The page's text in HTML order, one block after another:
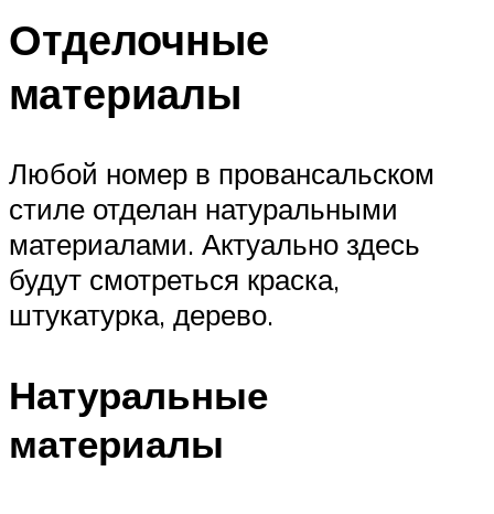
Отделочные
материалы
Любой номер в провансальском
стиле отделан натуральными
материалами. Актуально здесь
будут смотреться краска,
штукатурка, дерево.
Натуральные
материалы